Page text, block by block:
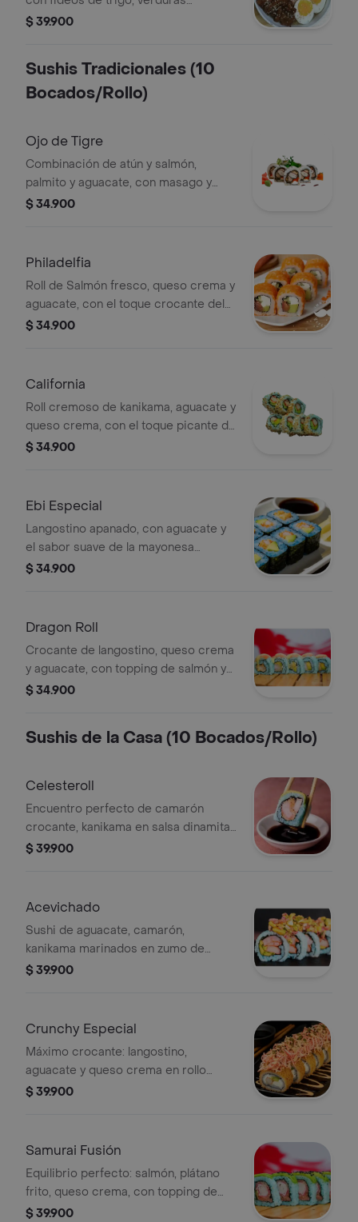
salteadas, huevo cocido y wakame.
primer sorbo con la proteína de tu
elección.
$ 39.900
Sushis Tradicionales (10
Bocados/Rollo)
Ojo de Tigre
Combinación de atún y salmón,
palmito y aguacate, con masago y
cobertura de ajonjolí negro.
$ 34.900
Philadelfia
Roll de Salmón fresco, queso crema y
aguacate, con el toque crocante del
ajonjolí.
$ 34.900
California
Roll cremoso de kanikama, aguacate y
queso crema, con el toque picante de
la salsa dinamita y cobertura de
$ 34.900
Ebi Especial
Langostino apanado, con aguacate y
el sabor suave de la mayonesa
japonesa. Crocante, irresistible.
$ 34.900
Dragon Roll
Crocante de langostino, queso crema
y aguacate, con topping de salmón y
el contraste irresistible de nuestras
$ 34.900
Sushis de la Casa (10 Bocados/Rollo)
Celesteroll
Encuentro perfecto de camarón
crocante, kanikama en salsa dinamita
y queso crema, con el toque tostado
$ 39.900
Acevichado
Sushi de aguacate, camarón,
kanikama marinados en zumo de
limón, cilantro, cebolla roja,pimienta y
$ 39.900
Crunchy Especial
Máximo crocante: langostino,
aguacate y queso crema en rollo
apanado (Tempura), con topping
Casa.
$ 39.900
Samurai Fusión
Equilibrio perfecto: salmón, plátano
frito, queso crema, con topping de
aguacate, trozos de camarón
$ 39.900